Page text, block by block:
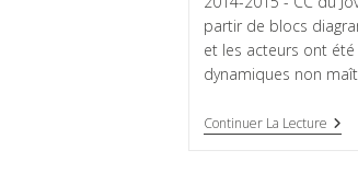
partir de blocs
et les acteurs ont
dynamiques non
Continuer La Lecture